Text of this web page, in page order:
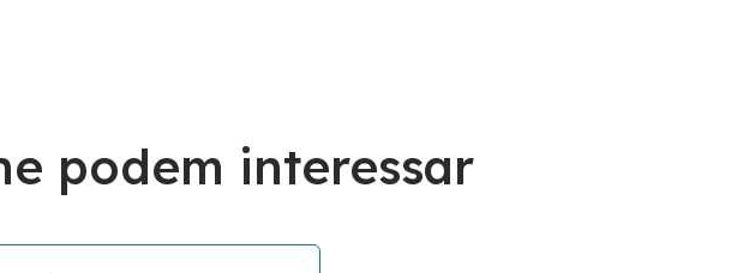
podem interessar